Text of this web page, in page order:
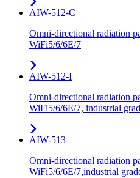
AIW-512-C
Omni-directional radiation
WiFi5/6/6E/7
AIW-512-I
Omni-directional radiation
WiFi5/6/6E/7, industrial
AIW-513
Omni-directional radiation
WiFi5/6/6E/7,industrial